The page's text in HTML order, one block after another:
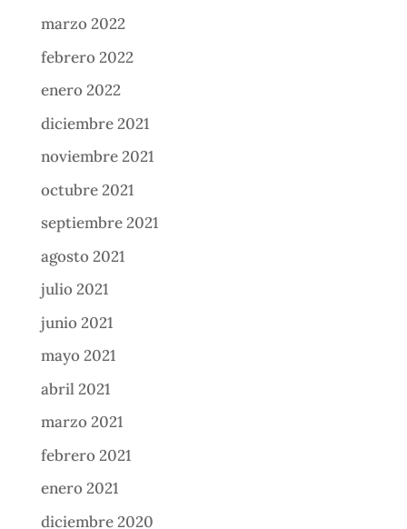
marzo 2022
febrero 2022
enero 2022
diciembre 2021
noviembre 2021
octubre 2021
septiembre 2021
agosto 2021
julio 2021
junio 2021
mayo 2021
abril 2021
marzo 2021
febrero 2021
enero 2021
diciembre 2020